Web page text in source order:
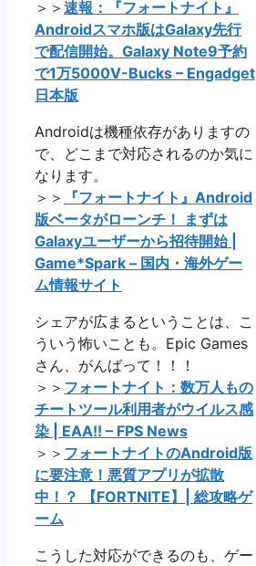
＞＞ 速報：『フォートナイト』
Androidスマホ版はGalaxy先行
で配信開始。Galaxy Note9予約
で1万5000V-Bucks – Engadget
日本版
Androidは機種依存がありますの
で、どこまで対応されるのか気に
なります。
＞＞
『フォートナイト』Android
版ベータがローンチ！ まずは
Galaxyユーザーから招待開始 |
Game*Spark – 国内・海外ゲー
ム情報サイト
シェアが広まるということは、こ
ういう怖いことも。Epic Games
さん、がんばって！！！
＞＞ フォートナイト：数万人もの
チートツール利用者がウイルス感
染 | EAA!! – FPS News
＞＞ フォートナイトのAndroid版
に要注意！悪質アプリが拡散
中！？ 【FORTNITE】| 総攻略ゲ
ーム
こうした対応ができるのも、ゲー